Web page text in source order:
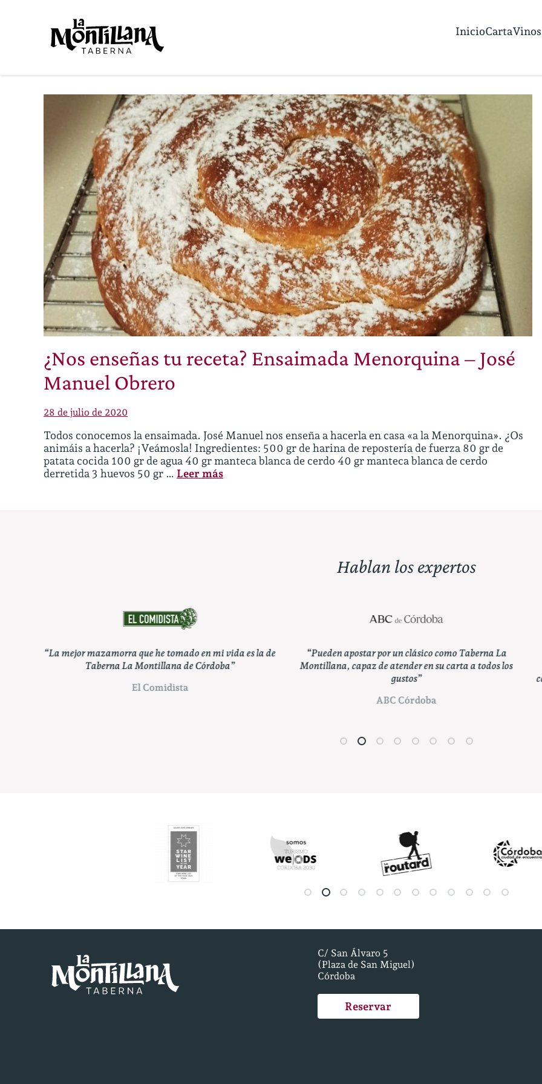
InicioCartaVinos
¿Nos enseñas tu receta? Ensaimada Menorquina – José
Manuel Obrero
28 de julio de 2020
Todos conocemos la ensaimada. José Manuel nos enseña a hacerla en casa «a la Menorquina». ¿Os
animáis a hacerla? ¡Veámosla! Ingredientes: 500 gr de harina de repostería de fuerza 80 gr de
patata cocida 100 gr de agua 40 gr manteca blanca de cerdo 40 gr manteca blanca de cerdo
derretida 3 huevos 50 gr … Leer más
Hablan los expertos
“Pueden apostar por un clásico como Taberna La
Montillana, capaz de atender en su carta a todos los
“De un establecimiento con tal nombre no se puede
esperar otra cosa que la máxima representación de los
caldos de la Denominación de Origen Montilla-Moriles.”
ABC Córdoba
C/ San Álvaro 5
(Plaza de San Miguel)
Córdoba
Reservar